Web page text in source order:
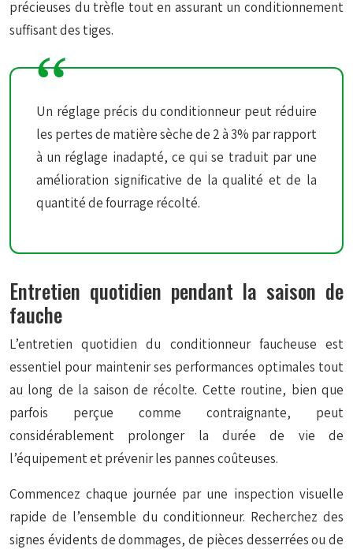
précieuses du trèfle tout en assurant un conditionnement
suffisant des tiges.
Un réglage précis du conditionneur peut réduire
les pertes de matière sèche de 2 à 3% par rapport
à un réglage inadapté, ce qui se traduit par une
amélioration significative de la qualité et de la
quantité de fourrage récolté.
Entretien quotidien pendant la saison de
fauche
L’entretien quotidien du conditionneur faucheuse est
essentiel pour maintenir ses performances optimales tout
au long de la saison de récolte. Cette routine, bien que
parfois perçue comme contraignante, peut
considérablement prolonger la durée de vie de
l’équipement et prévenir les pannes coûteuses.
Commencez chaque journée par une inspection visuelle
rapide de l’ensemble du conditionneur. Recherchez des
signes évidents de dommages, de pièces desserrées ou de